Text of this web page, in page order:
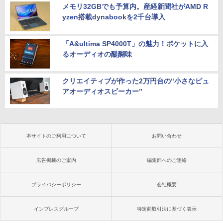
メモリ32GBでも予算内。産経新聞社がAMD R
yzen搭載dynabookを2千台導入
「A&ultima SP4000T」の魅力！ポケットに入
るオーディオの醍醐味
クリエイティブが作った2万円台の“小さなピュ
アオーディオスピーカー”
本サイトのご利用について お問い合わせ
広告掲載のご案内 編集部へのご連絡
プライバシーポリシー 会社概要
インプレスグループ 特定商取引法に基づく表示